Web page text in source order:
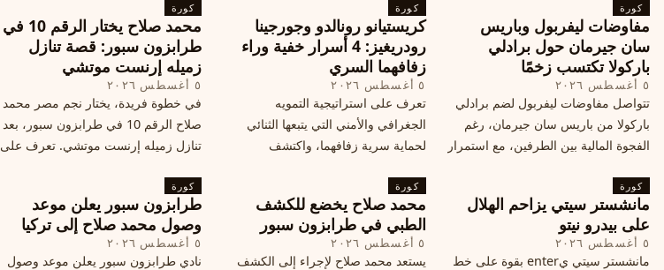
كورة
مفاوضات ليفربول وباريس
سان جيرمان حول برادلي
باركولا تكتسب زخمًا
٥ أغسطس ٢٠٢٦
تتواصل مفاوضات ليفربول لضم برادلي
باركولا من باريس سان جيرمان، رغم
الفجوة المالية بين الطرفين، مع استمرار
إغلاق سوق الانتقالات
كورة
كريستيانو رونالدو وجورجينا
رودريغيز: 4 أسرار خفية وراء
زفافهما السري
٥ أغسطس ٢٠٢٦
تعرف على استراتيجية التمويه
الجغرافي والأمني التي يتبعها الثنائي
لحماية سرية زفافهما، واكتشف
في البرتغال، واعرف ما هي الخطوات
القادمة في هذا الحدث العالمي
كورة
محمد صلاح يختار الرقم 10 في
طرابزون سبور: قصة تنازل
زميله إرنست موتشي
٥ أغسطس ٢٠٢٦
في خطوة فريدة، يختار نجم مصر محمد
صلاح الرقم 10 في طرابزون سبور، بعد
تنازل زميله إرنست موتشي. تعرف على
كورة
مانشستر سيتي يزاحم الهلال
على بيدرو نيتو
٥ أغسطس ٢٠٢٦
مانشستر سيتي يenter بقوة على خط
كورة
محمد صلاح يخضع للكشف
الطبي في طرابزون سبور
٥ أغسطس ٢٠٢٦
يستعد محمد صلاح لإجراء إلى الكشف
كورة
طرابزون سبور يعلن موعد
وصول محمد صلاح إلى تركيا
٥ أغسطس ٢٠٢٦
نادي طرابزون سبور يعلن موعد وصول